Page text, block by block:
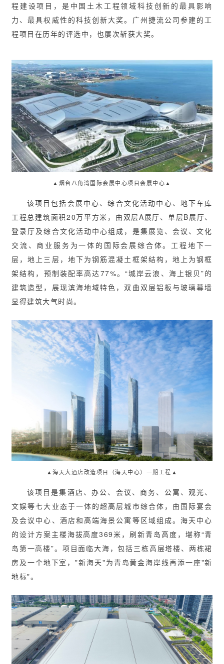
程建设项目，是中国土木工程领域科技创新的最具影响
力、最具权威性的科技创新大奖。广州捷流公司参建的工
程项目在历年的评选中，也屡次斩获大奖。
▲烟台八角湾国际会展中心项目会展中心▲
该项目包括会展中心、综合文化活动中心、地下车库
工程总建筑面积20万平方米，由双层A展厅、单层B展厅、
登录厅及综合文化活动中心组成，是集展览、会议、文化
交流、商业服务为一体的国际会展综合体。工程地下一
层，地上三层，地下为钢筋混凝土框架结构，地上为钢框
架结构，预制装配率高达77%。“城岸云浪、海上银贝”的
建筑造型，展现滨海地域特色，双曲双层铝板与玻璃幕墙
显得建筑大气时尚。
▲海天大酒店改造项目（海天中心）一期工程▲
该项目是集酒店、办公、会议、商务、公寓、观光、
文娱等七大业态于一体的超高层城市综合体，由国际宴会
及会议中心、酒店和高端海景公寓等区域组成。海天中心
的设计方案主楼海拔高度369米，刷新青岛高度，堪称“青
岛第一高楼”。项目面临大海，包括三栋高层塔楼、两栋裙
房及一个地下室，"新海天"为青岛黄金海岸线再添一座"新
地标"。